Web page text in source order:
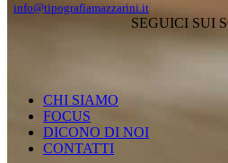
info@tipografiamazzarini.it
SEGUICI SUI
CHI SIAMO
FOCUS
DICONO DI NOI
CONTATTI